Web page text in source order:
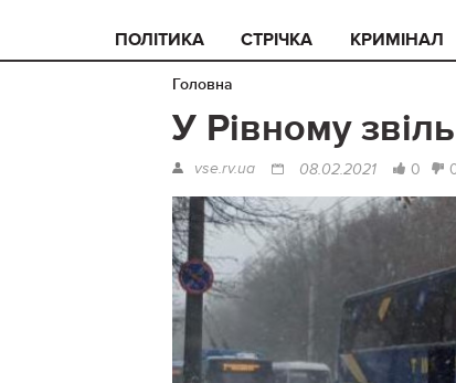
ПОЛІТИКА СТРІЧКА КРИМІНАЛ
Головна
У Рівному
vse.rv.ua 08.02.2021 0